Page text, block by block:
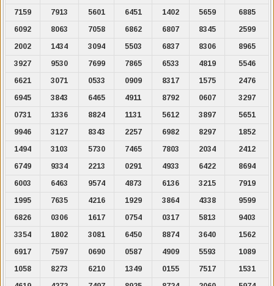
7159
7913 5601 6451 1402 5659
6885
6092
8063 7058 6862 6807 8345
2599
2002
1434 3094 5503 6837 8306
8965
3927
9530 7699 7865 6533 4819
5546
6621
3071 0533 0909 8317 1575
2476
6945
3843 6465 4911 8792 0607
3297
0731
1336 8824 1131 5612 3897
5651
9946
3127 8343 2257 6982 8297
1852
1494
3103 5730 7465 7803 2034
2412
6749
9334 2213 0291 4933 6422
8694
6003
6463 9574 4873 6136 3215
7919
1995
7635 4216 1929 3864 4338
9599
6826
0306 1617 0754 0317 5813
9403
3354
1802 3081 6450 8874 3640
1562
6917
7597 0690 0587 4909 5593
1089
1058
8273 6210 1349 0155 7517
1531